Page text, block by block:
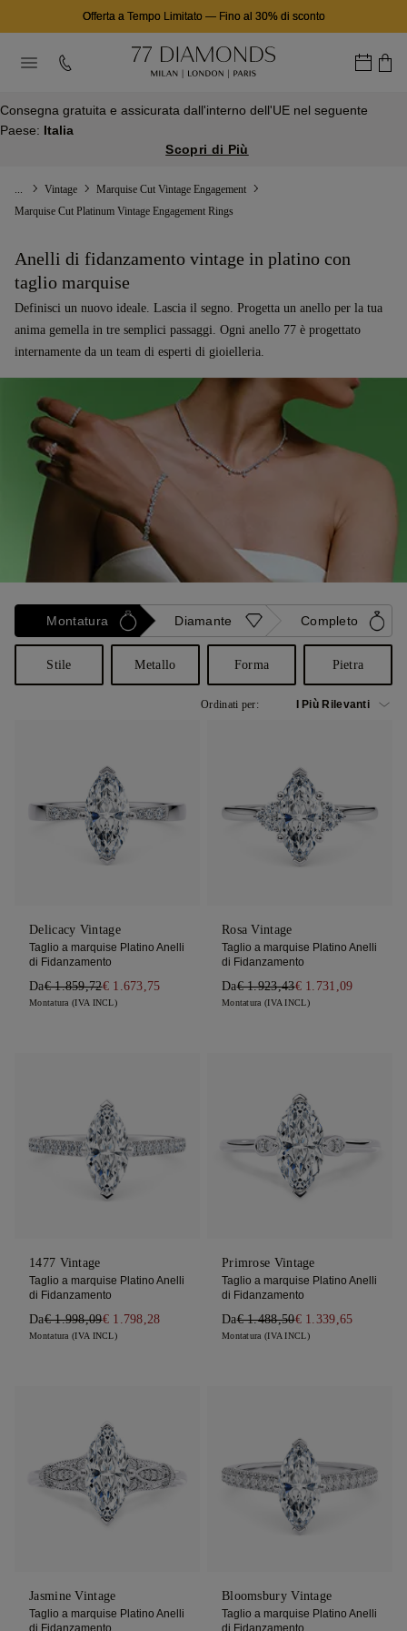
Offerta a Tempo Limitato— Fino al 30% di sconto
Consegna gratuita e assicurata dall'interno dell'UE nel seguente
Paese: Italia
Scopri di Più
Vintage
Marquise Cut Vintage Engagement
Marquise Cut Platinum Vintage Engagement Rings
Anelli di fidanzamento vintage in platino con
taglio marquise
Definisci un nuovo ideale. Lascia il segno. Progetta un anello per la tua
anima gemella in tre semplici passaggi. Ogni anello 77 è progettato
internamente da un team di esperti di gioielleria.
Montatura Diamante Completo
Stile Metallo Forma Pietra
Ordinati per:
Delicacy Vintage
Taglio a marquise Platino Anelli
di Fidanzamento
Da€ 1.859,72€ 1.673,75
Montatura (IVA INCL)
Rosa Vintage
Taglio a marquise Platino Anelli
di Fidanzamento
Da€ 1.923,43€ 1.731,09
Montatura (IVA INCL)
1477 Vintage
Taglio a marquise Platino Anelli
di Fidanzamento
Da€ 1.998,09€ 1.798,28
Montatura (IVA INCL)
Primrose Vintage
Taglio a marquise Platino Anelli
di Fidanzamento
Da€ 1.488,50€ 1.339,65
Montatura (IVA INCL)
Jasmine Vintage
Taglio a marquise Platino Anelli
di Fidanzamento
Bloomsbury Vintage
Taglio a marquise Platino Anelli
di Fidanzamento